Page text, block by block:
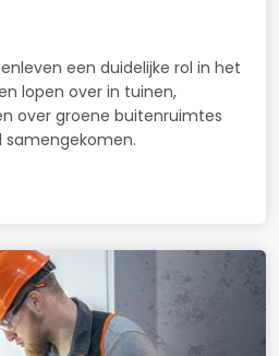
een duidelijke rol in het
lopen over in tuinen,
over groene buitenruimtes
samengekomen.